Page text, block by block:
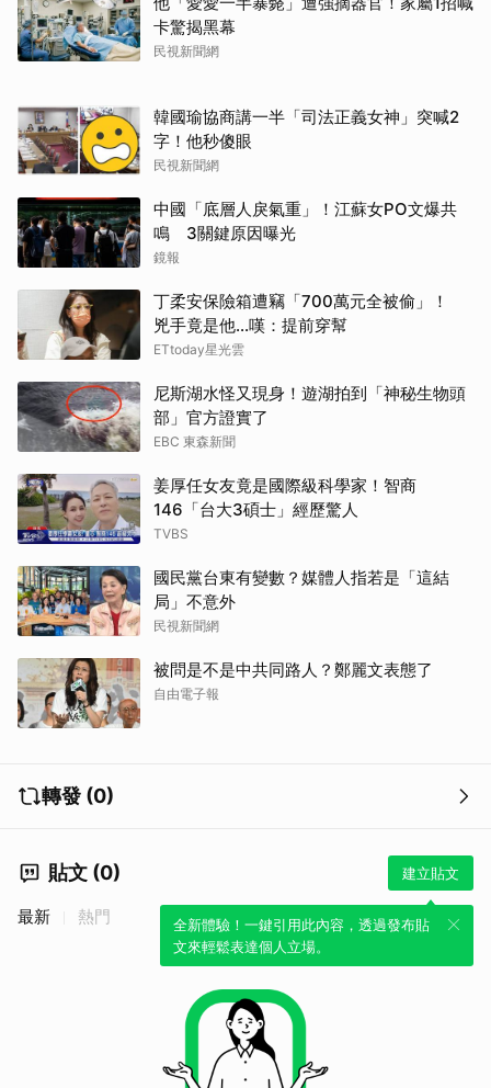
卡驚揭黑幕
民視新聞網
韓國瑜協商講一半「司法正義女神」突喊2
字！他秒傻眼
民視新聞網
中國「底層人戾氣重」！江蘇女PO文爆共
鳴 3關鍵原因曝光
鏡報
丁柔安保險箱遭竊「700萬元全被偷」！
兇手竟是他...嘆：提前穿幫
ETtoday星光雲
尼斯湖水怪又現身！遊湖拍到「神秘生物頭
部」官方證實了
EBC 東森新聞
姜厚任女友竟是國際級科學家！智商
146「台大3碩士」經歷驚人
TVBS
國民黨台東有變數？媒體人指若是「這結
局」不意外
民視新聞網
被問是不是中共同路人？鄭麗文表態了
自由電子報
轉發 (0)
貼文 (0) 建立貼文
全新體驗！一鍵引用此內容，透過發布貼
文來輕鬆表達個人立場。
最新 熱門